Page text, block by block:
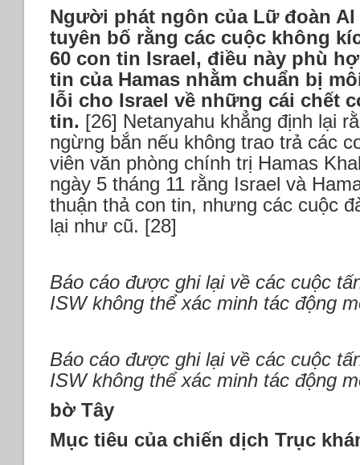
Người phát ngôn của Lữ đoàn Al
tuyên bố rằng các cuộc không
60 con tin Israel, điều này phù
tin của Hamas nhằm chuẩn bị
lỗi cho Israel về những cái chết
tin. [26] Netanyahu khẳng định lại
ngừng bắn nếu không trao trả các
viên văn phòng chính trị Hamas
ngày 5 tháng 11 rằng Israel và
thuận thả con tin, nhưng các cuộc
lại như cũ. [28]
Báo cáo được ghi lại về các cuộc
ISW không thể xác minh tác động
Báo cáo được ghi lại về các cuộc
ISW không thể xác minh tác động
bờ Tây
Mục tiêu của chiến dịch Trục